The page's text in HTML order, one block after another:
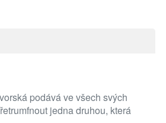
podává ve všech svých
jedna druhou, která